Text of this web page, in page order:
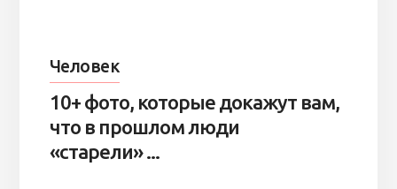
Человек
10+ фото, которые докажут вам,
что в прошлом люди
«старели» ...